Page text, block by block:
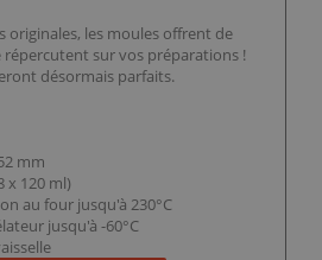
originales, les moules offrent de
répercutent sur vos préparations !
désormais parfaits.
mm
x 120 ml)
au four jusqu'à 230°C
jusqu'à -60°C